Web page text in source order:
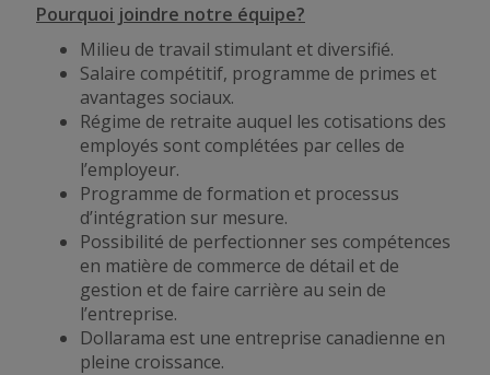
Pourquoi joindre notre équipe?
Milieu de travail stimulant et diversifié.
Salaire compétitif, programme de primes et
avantages sociaux.
Régime de retraite auquel les cotisations des
employés sont complétées par celles de
l’employeur.
Programme de formation et processus
d’intégration sur mesure.
Possibilité de perfectionner ses compétences
en matière de commerce de détail et de
gestion et de faire carrière au sein de
l’entreprise.
Dollarama est une entreprise canadienne en
pleine croissance.